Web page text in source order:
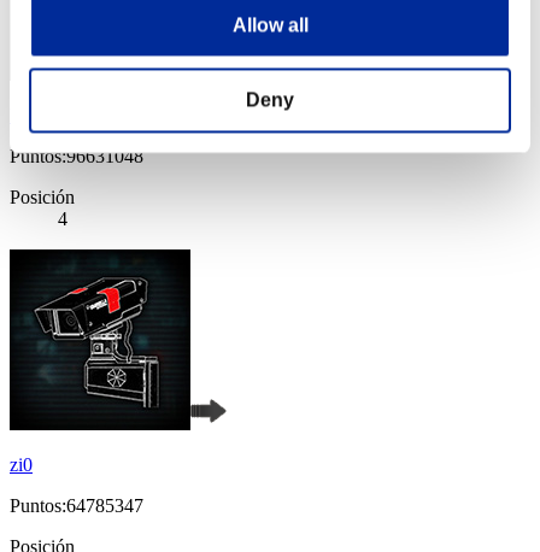
Allow all
Deny
Puntos:96631048
Posición
4
zi0
Puntos:64785347
Posición